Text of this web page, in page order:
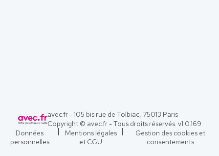
avec.fr - 105 bis rue de Tolbiac, 75013 Paris
Copyright © avec.fr - Tous droits réservés. v1.0.169
Données
personnelles
Mentions légales
et CGU
Gestion des cookies et
consentements